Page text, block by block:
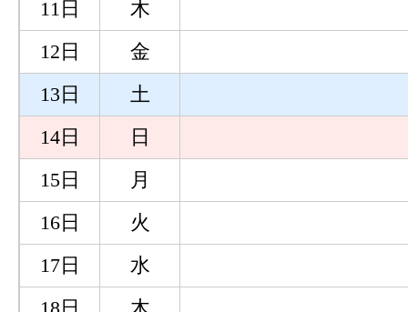
11日
木
12日
金
13日
土
14日
日
15日
月
16日
火
17日
水